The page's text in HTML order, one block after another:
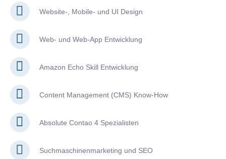
Website-, Mobile- und UI Design
Web- und Web-App Entwicklung
Amazon Echo Skill Entwicklung
Content Management (CMS) Know-How
Absolute Contao 4 Spezialisten
Suchmaschinenmarketing und SEO